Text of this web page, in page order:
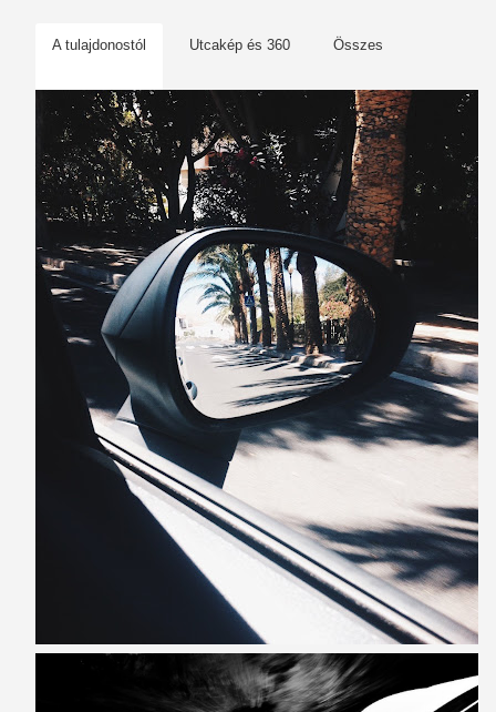
A tulajdonostól Utcakép és 360 Összes